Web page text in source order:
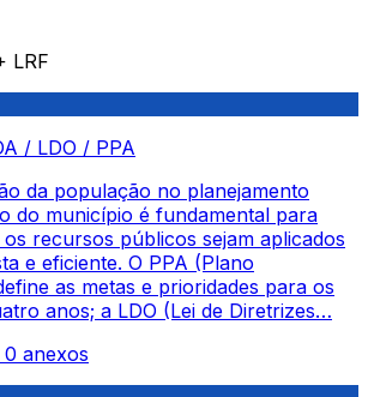
LRF
/ LDO / PPA
da população no planejamento
do município é fundamental para
recursos públicos sejam aplicados
e eficiente. O PPA (Plano
as metas e prioridades para os
anos; a LDO (Lei de Diretrizes…
0 anexos